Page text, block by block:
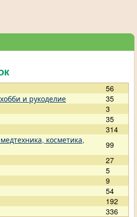
56
и рукоделие
35
3
35
314
косметика,
99
27
5
9
54
192
336